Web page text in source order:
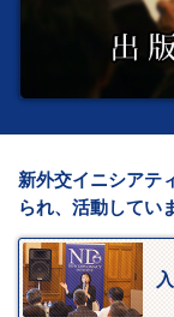
新外交イニシアテ
られ、活動してい